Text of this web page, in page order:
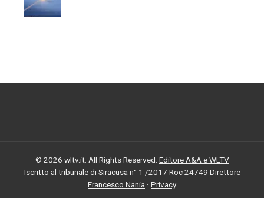
© 2026 wltv.it. All Rights Reserved. Editore A&A e WLTV
Iscritto al tribunale di Siracusa n° 1 /2017 Roc 24749 Direttore
Francesco Nania · Privacy